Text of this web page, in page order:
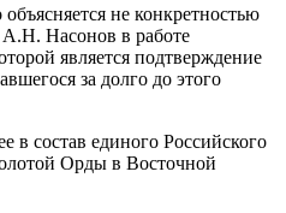
не конкретностью
А.Н. Насонов в работе
является подтверждение
за долго до этого
состав единого Российского
Орды в Восточной